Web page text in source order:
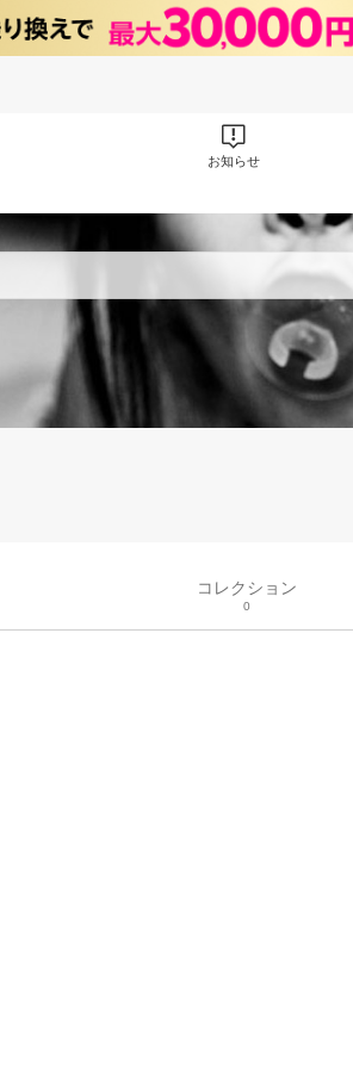
お知らせ
コレクション
0